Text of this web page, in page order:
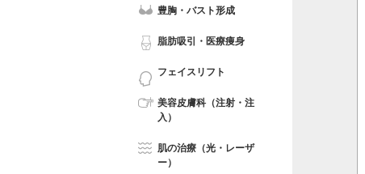
豊胸・バスト形成
脂肪吸引・医療痩身
フェイスリフト
美容皮膚科（注射・注
入）
肌の治療（光・レーザ
ー）